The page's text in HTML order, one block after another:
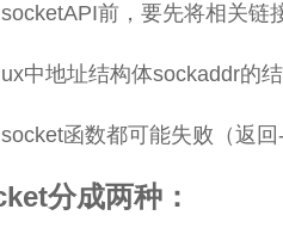
前，要先将相关链
中地址结构体sockaddr的
函数都可能失败（返
分成两种：